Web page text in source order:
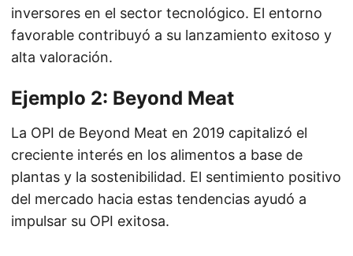
inversores en el sector tecnológico. El entorno
favorable contribuyó a su lanzamiento exitoso y
alta valoración.
Ejemplo 2: Beyond Meat
La OPI de Beyond Meat en 2019 capitalizó el
creciente interés en los alimentos a base de
plantas y la sostenibilidad. El sentimiento positivo
del mercado hacia estas tendencias ayudó a
impulsar su OPI exitosa.